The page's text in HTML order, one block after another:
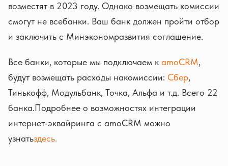
возместят в 2023 году. Однако возмещать комиссии
смогут не всебанки. Ваш банк должен пройти отбор
и заключить с Минэкономразвития соглашение.
Все банки, которые мы подключаем к amoCRM,
будут возмещать расходы накомиссии: Сбер,
Тинькофф, Модульбанк, Точка, Альфа и т.д. Всего 22
банка.Подробнее о возможностях интеграции
интернет-эквайринга с amoCRM можно
узнатьздесь.